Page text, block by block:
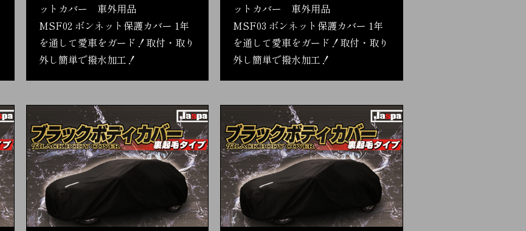
ットカバー 車外用品
MSF02 ボンネット保護カバー 1年
を通して愛車をガード！取付・取り
外し簡単で撥水加工！
ットカバー 車外用品
MSF03 ボンネット保護カバー 1年
を通して愛車をガード！取付・取り
外し簡単で撥水加工！